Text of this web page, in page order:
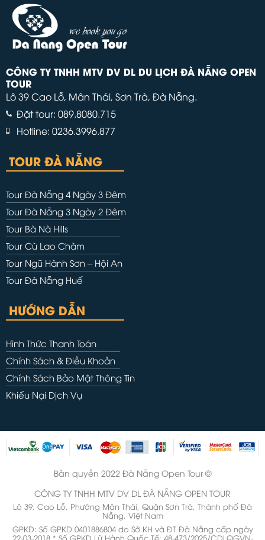
CÔNG TY TNHH MTV DV DL DU LỊCH ĐÀ NẴNG OPEN
TOUR
Lô 39 Cao Lỗ, Mân Thái, Sơn Trà, Đà Nẵng.
Đặt tour: 089.8080.715
Hotline: 0236.3996.877
TOUR ĐÀ NẴNG
Tour Đà Nẵng 4 Ngày 3 Đêm
Tour Đà Nẵng 3 Ngày 2 Đêm
Tour Bà Nà Hills
Tour Cù Lao Chàm
Tour Ngũ Hành Sơn – Hội An
Tour Đà Nẵng Huế
HƯỚNG DẪN
Hình Thức Thanh Toán
Chính Sách & Điều Khoản
Chính Sách Bảo Mật Thông Tin
Khiếu Nại Dịch Vụ
Bản quyền 2022 Đà Nẵng Open Tour ©
CÔNG TY TNHH MTV DV DL ĐÀ NẴNG OPEN TOUR
Lô 39, Cao Lỗ, Phường Mân Thái, Quận Sơn Trà, Thành phố Đà
Nẵng, Việt Nam
GPKD: Số GPKD 0401886804 do Sở KH và ĐT Đà Nẵng cấp ngày
22-03-2018 * Số GPKD Lữ Hành Quốc Tế: 48-473/2025/CDLQGVN-